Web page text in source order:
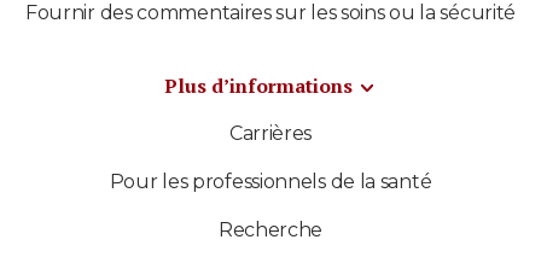
Fournir des commentaires sur les soins ou la sécurité
Plus d’informations
Carrières
Pour les professionnels de la santé
Recherche